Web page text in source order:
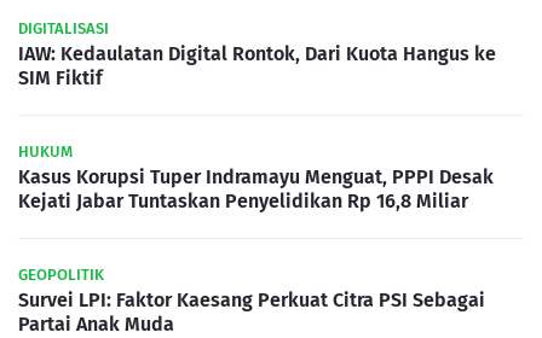
DIGITALISASI
IAW: Kedaulatan Digital Rontok, Dari Kuota Hangus ke
SIM Fiktif
HUKUM
Kasus Korupsi Tuper Indramayu Menguat, PPPI Desak
Kejati Jabar Tuntaskan Penyelidikan Rp 16,8 Miliar
GEOPOLITIK
Survei LPI: Faktor Kaesang Perkuat Citra PSI Sebagai
Partai Anak Muda